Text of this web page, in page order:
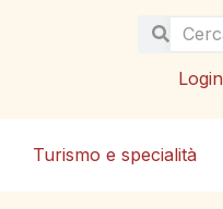
Login
Turismo e specialità